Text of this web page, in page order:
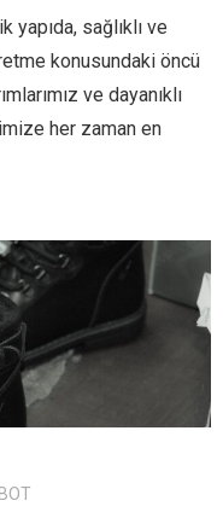
yapıda, sağlıklı ve
konusundaki öncü
ve dayanıklı
her zaman en